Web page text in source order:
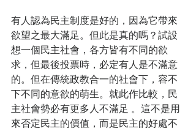
有人認為民主制度是好的，因為它帶來
欲望之最大滿足。但此是真的嗎？試設
想一個民主社會，各方皆有不同的欲
求，但最後投票時，必定有人是不滿意
的。但在傳統政教合一的社會下，容不
下不同的意欲的萌生。就此作比較，民
主社會勢必有更多人不滿足 。這不是用
來否定民主的價值，而是民主的好處不